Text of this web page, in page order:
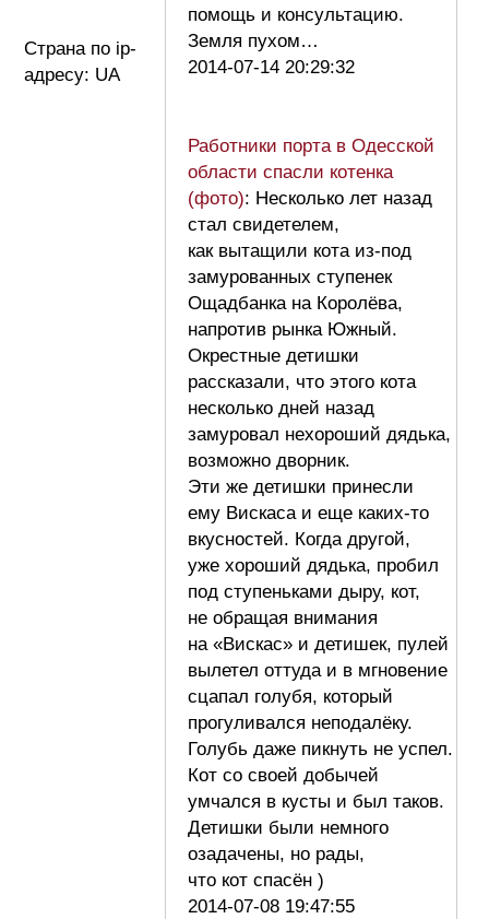
Страна по ip-
адресу: UA
помощь и консультацию.
Земля пухом…
2014-07-14 20:29:32
Работники порта в Одесской
области спасли котенка
(фото): Несколько лет назад
стал свидетелем,
как вытащили кота из-под
замурованных ступенек
Ощадбанка на Королёва,
напротив рынка Южный.
Окрестные детишки
рассказали, что этого кота
несколько дней назад
замуровал нехороший дядька,
возможно дворник.
Эти же детишки принесли
ему Вискаса и еще каких-то
вкусностей. Когда другой,
уже хороший дядька, пробил
под ступеньками дыру, кот,
не обращая внимания
на «Вискас» и детишек, пулей
вылетел оттуда и в мгновение
сцапал голубя, который
прогуливался неподалёку.
Голубь даже пикнуть не успел.
Кот со своей добычей
умчался в кусты и был таков.
Детишки были немного
озадачены, но рады,
что кот спасён )
2014-07-08 19:47:55